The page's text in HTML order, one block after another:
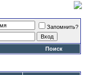
Запомнить?
Поиск